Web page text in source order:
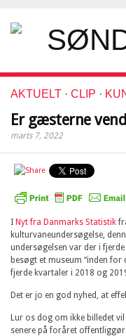
AKTUELT · CLIP ·
Er gæsterne
marts 7, 2022
I Nyt fra Danmarks Statistik
kulturvaneundersøgelse,
undersøgelsen var der i
besøgt et museum “inden for
fjerde kvartaler i 2018 og
Det er jo en god nyhed, at
Lur os dog om ikke billedet
senere på foråret